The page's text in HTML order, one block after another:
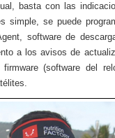
basta con las
simple, se puede
software de
a los avisos de
(software del